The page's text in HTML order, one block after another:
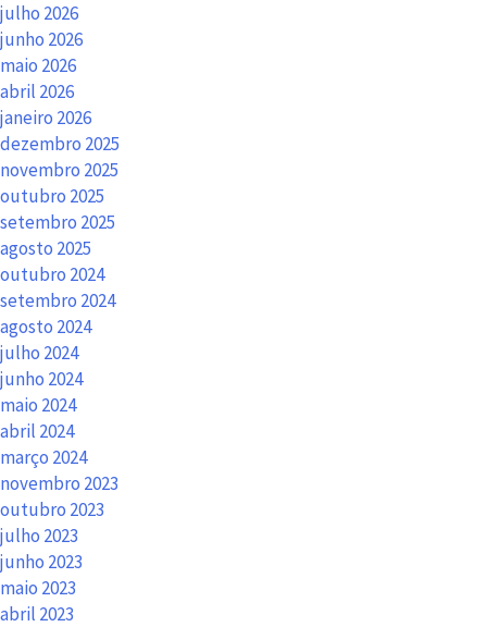
julho 2026
junho 2026
maio 2026
abril 2026
janeiro 2026
dezembro 2025
novembro 2025
outubro 2025
setembro 2025
agosto 2025
outubro 2024
setembro 2024
agosto 2024
julho 2024
junho 2024
maio 2024
abril 2024
março 2024
novembro 2023
outubro 2023
julho 2023
junho 2023
maio 2023
abril 2023